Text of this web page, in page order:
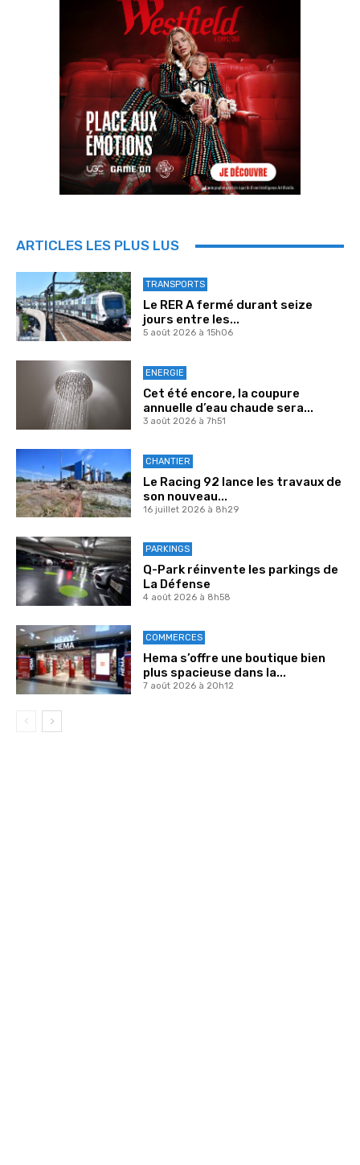
ARTICLES LES PLUS LUS
TRANSPORTS
Le RER A fermé durant seize
jours entre les...
5 août 2026 à 15h06
ENERGIE
Cet été encore, la coupure
annuelle d’eau chaude sera...
3 août 2026 à 7h51
CHANTIER
Le Racing 92 lance les travaux de
son nouveau...
16 juillet 2026 à 8h29
PARKINGS
Q-Park réinvente les parkings de
La Défense
4 août 2026 à 8h58
COMMERCES
Hema s’offre une boutique bien
plus spacieuse dans la...
7 août 2026 à 20h12